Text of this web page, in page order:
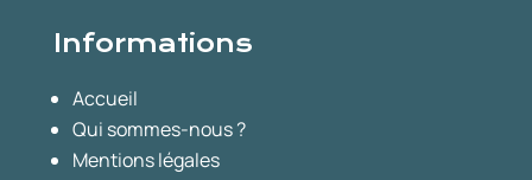
Informations
Accueil
Qui sommes-nous ?
Mentions légales